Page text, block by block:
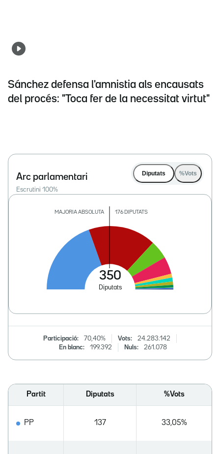
Sánchez defensa l'amnistia als encausats
del procés: "Toca fer de la necessitat virtut"
Arc parlamentari
Escrutini 100%
Diputats %Vots
Participació: 70,40% Vots:
24.283.142
En blanc:
199.392 Nuls: 261.078
Partit Diputats %Vots
PP 137 33,05%